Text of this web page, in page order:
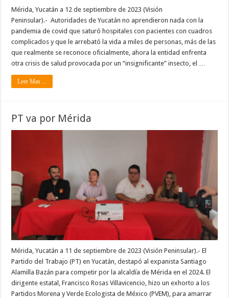
Mérida, Yucatán a 12 de septiembre de 2023 (Visión
Peninsular).- Autoridades de Yucatán no aprendieron nada con la
pandemia de covid que saturó hospitales con pacientes con cuadros
complicados y que le arrebató la vida a miles de personas, más de las
que realmente se reconoce oficialmente, ahora la entidad enfrenta
otra crisis de salud provocada por un “insignificante” insecto, el …
Leer Mas ...
PT va por Mérida
Mérida, Yucatán a 11 de septiembre de 2023 (Visión Peninsular).- El
Partido del Trabajo (PT) en Yucatán, destapó al expanista Santiago
Alamilla Bazán para competir por la alcaldía de Mérida en el 2024. El
dirigente estatal, Francisco Rosas Villavicencio, hizo un exhorto a los
Partidos Morena y Verde Ecologista de México (PVEM), para amarrar